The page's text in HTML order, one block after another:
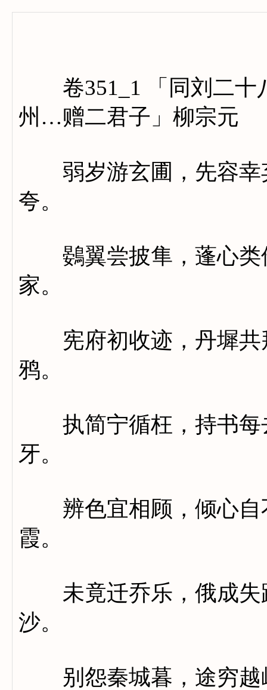
卷351_1 「同刘二十
州…赠二君子」柳宗元
弱岁游玄圃，先容幸
夸。
鷃翼尝披隼，蓬心类
家。
宪府初收迹，丹墀共
鸦。
执简宁循枉，持书每
牙。
辨色宜相顾，倾心自
霞。
未竟迁乔乐，俄成失
沙。
别怨秦城暮，途穷越